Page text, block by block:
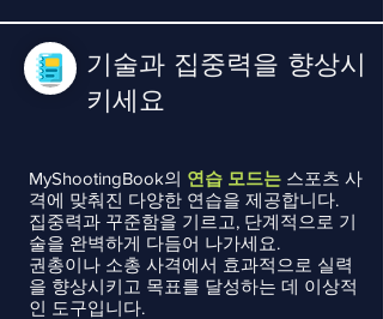
기술과 집중력을 향상시
키세요
MyShootingBook의 연습 모드는 스포츠 사
격에 맞춰진 다양한 연습을 제공합니다.
집중력과 꾸준함을 기르고, 단계적으로 기
술을 완벽하게 다듬어 나가세요.
권총이나 소총 사격에서 효과적으로 실력
을 향상시키고 목표를 달성하는 데 이상적
인 도구입니다.